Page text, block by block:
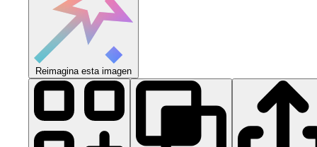
Reimagina esta imagen